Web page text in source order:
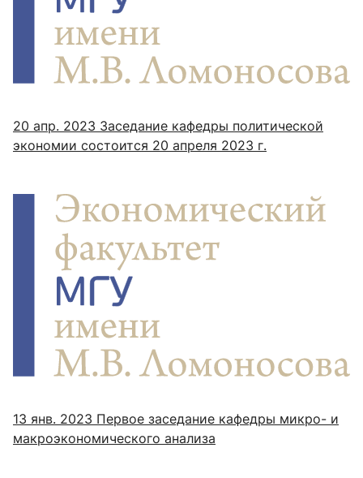
20 апр. 2023 Заседание кафедры политической
экономии состоится 20 апреля 2023 г.
13 янв. 2023 Первое заседание кафедры микро- и
макроэкономического анализа